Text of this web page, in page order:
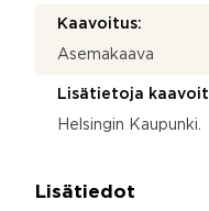
Kaavoitus:
Asemakaava
Lisätietoja
Helsingin Kaupunki.
Lisätiedot